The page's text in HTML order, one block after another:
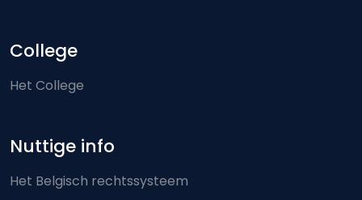
College
Het College
Nuttige info
Het Belgisch rechtssysteem